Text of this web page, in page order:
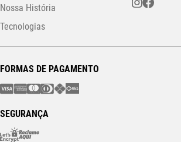
Nossa História
Tecnologias
FORMAS DE PAGAMENTO
SEGURANÇA